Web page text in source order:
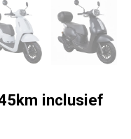
inclusief